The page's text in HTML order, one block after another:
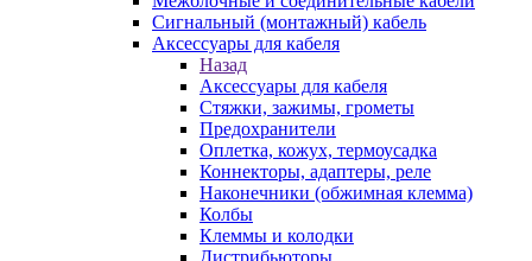
Сигнальный (монтажный) кабель
Аксессуары для кабеля
Назад
Аксессуары для кабеля
Стяжки, зажимы, грометы
Предохранители
Оплетка, кожух, термоусадка
Коннекторы, адаптеры, реле
Наконечники (обжимная клемма)
Колбы
Клеммы и колодки
Дистрибьюторы